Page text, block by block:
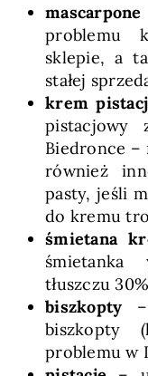
mascarpone
problemu
sklepie, a
stałej
krem
pistacjowy
Biedronce –
również
pasty, jeśli
do kremu
śmietana
tłuszczu 30%
biszkopty –
biszkopty
problemu w